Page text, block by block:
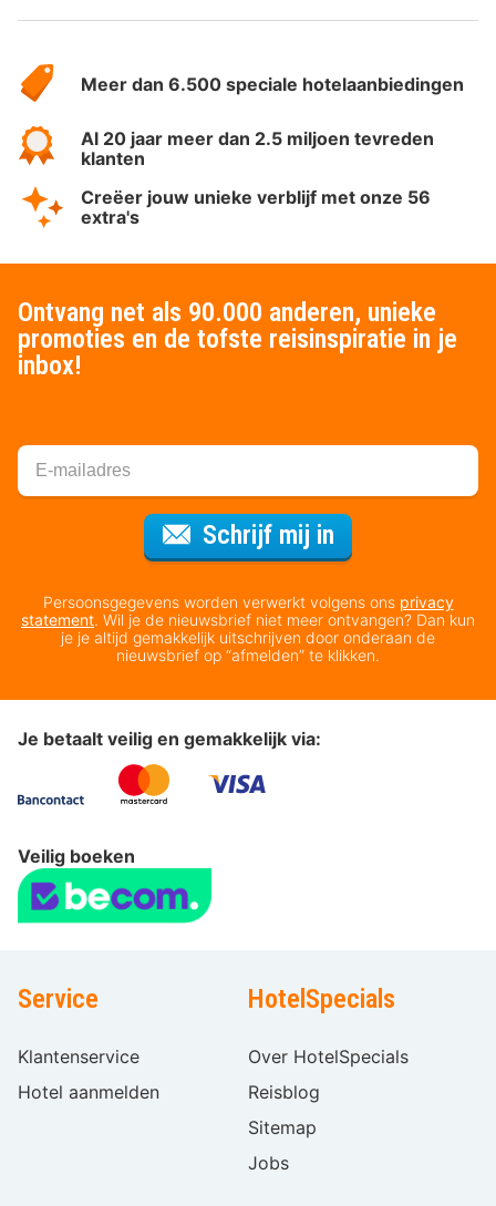
HotelSpecials
Meer dan 6.500 speciale hotelaanbiedingen
Al 20 jaar meer dan 2.5 miljoen tevreden
klanten
Creëer jouw unieke verblijf met onze 56
extra's
Ontvang net als 90.000 anderen, unieke
promoties en de tofste reisinspiratie in je
inbox!
Schrijf mij in
Persoonsgegevens worden verwerkt volgens ons privacy
statement. Wil je de nieuwsbrief niet meer ontvangen? Dan kun
je je altijd gemakkelijk uitschrijven door onderaan de
nieuwsbrief op “afmelden” te klikken.
Je betaalt veilig en gemakkelijk via:
Veilig boeken
Service
Klantenservice
Hotel aanmelden
HotelSpecials
Over HotelSpecials
Reisblog
Sitemap
Jobs